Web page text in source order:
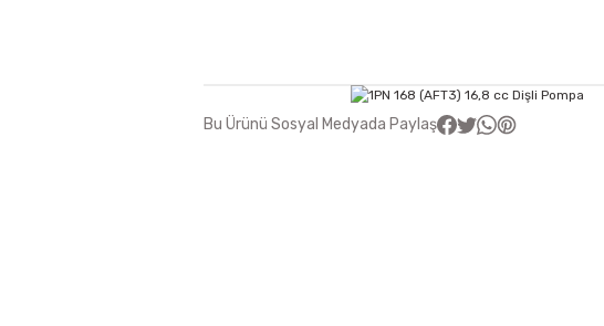
Bu Ürünü Sosyal Medyada Paylaş